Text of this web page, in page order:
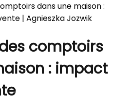
dans une maison :
| Agnieszka Jozwik
comptoirs
: impact